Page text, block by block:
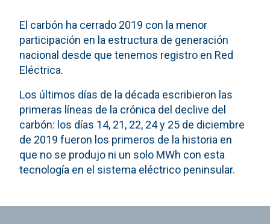
El carbón ha cerrado 2019 con la menor
participación en la estructura de generación
nacional desde que tenemos registro en Red
Eléctrica.
Los últimos días de la década escribieron las
primeras líneas de la crónica del declive del
carbón: los días 14, 21, 22, 24 y 25 de diciembre
de 2019 fueron los primeros de la historia en
que no se produjo ni un solo MWh con esta
tecnología en el sistema eléctrico peninsular.